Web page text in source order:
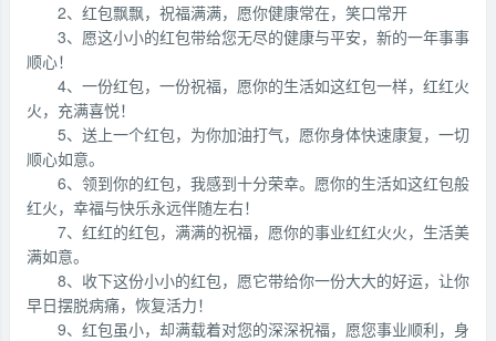
2、红包飘飘，祝福满满，愿你健康常在，笑口常开
3、愿这小小的红包带给您无尽的健康与平安，新的一年事事
顺心！
4、一份红包，一份祝福，愿你的生活如这红包一样，红红火
火，充满喜悦！
5、送上一个红包，为你加油打气，愿你身体快速康复，一切
顺心如意。
6、领到你的红包，我感到十分荣幸。愿你的生活如这红包般
红火，幸福与快乐永远伴随左右！
7、红红的红包，满满的祝福，愿你的事业红红火火，生活美
满如意。
8、收下这份小小的红包，愿它带给你一份大大的好运，让你
早日摆脱病痛，恢复活力！
9、红包虽小，却满载着对您的深深祝福，愿您事业顺利，身